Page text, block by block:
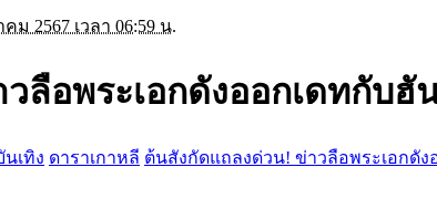
ม 2567 เวลา 06:59 น.
ลือพระเอกดังออกเดทกับฮั
เทิง ดาราเกาหลี ต้นสังกัดแถลงด่วน! ข่าวลือพระเอกดั